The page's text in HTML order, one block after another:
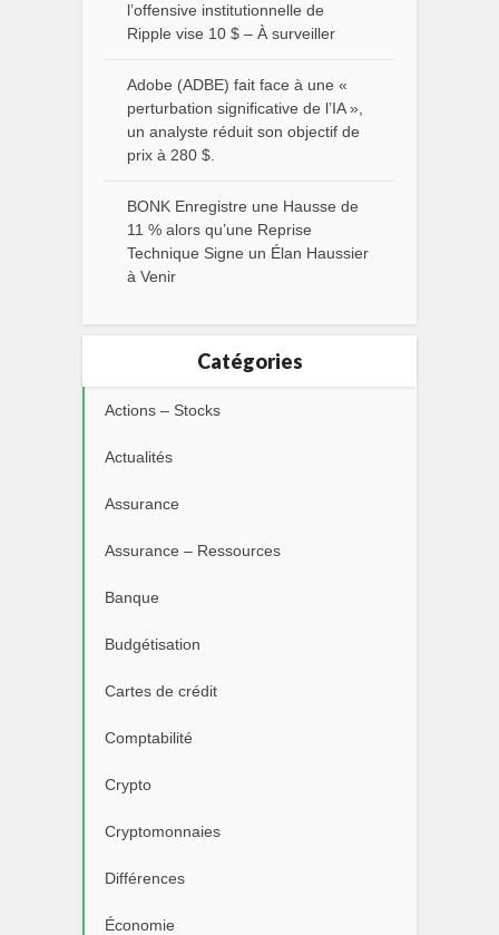
l’offensive institutionnelle de
Ripple vise 10 $ – À surveiller
Adobe (ADBE) fait face à une «
perturbation significative de l’IA »,
un analyste réduit son objectif de
prix à 280 $.
BONK Enregistre une Hausse de
11 % alors qu’une Reprise
Technique Signe un Élan Haussier
à Venir
Catégories
Actions – Stocks
Actualités
Assurance
Assurance – Ressources
Banque
Budgétisation
Cartes de crédit
Comptabilité
Crypto
Cryptomonnaies
Différences
Économie